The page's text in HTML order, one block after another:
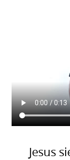
Jesus